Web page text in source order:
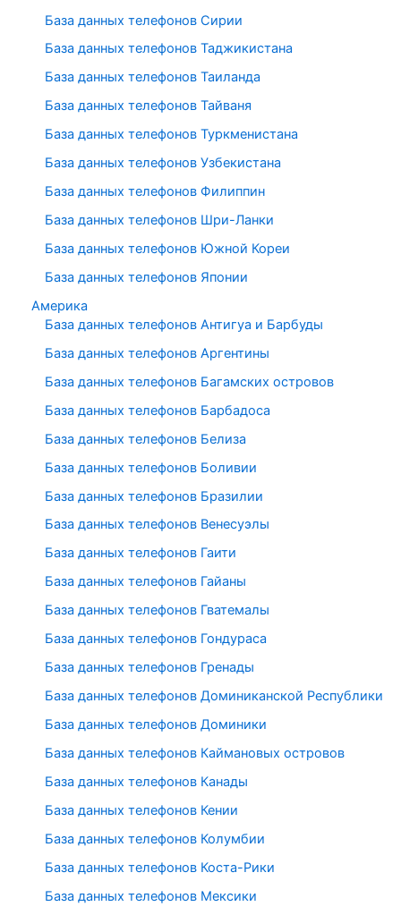
База данных телефонов Сирии
База данных телефонов Таджикистана
База данных телефонов Таиланда
База данных телефонов Тайваня
База данных телефонов Туркменистана
База данных телефонов Узбекистана
База данных телефонов Филиппин
База данных телефонов Шри-Ланки
База данных телефонов Южной Кореи
База данных телефонов Японии
Америка
База данных телефонов Антигуа и Барбуды
База данных телефонов Аргентины
База данных телефонов Багамских островов
База данных телефонов Барбадоса
База данных телефонов Белиза
База данных телефонов Боливии
База данных телефонов Бразилии
База данных телефонов Венесуэлы
База данных телефонов Гаити
База данных телефонов Гайаны
База данных телефонов Гватемалы
База данных телефонов Гондураса
База данных телефонов Гренады
База данных телефонов Доминиканской Республики
База данных телефонов Доминики
База данных телефонов Каймановых островов
База данных телефонов Канады
База данных телефонов Кении
База данных телефонов Колумбии
База данных телефонов Коста-Рики
База данных телефонов Мексики